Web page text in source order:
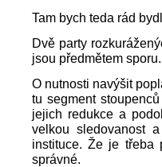
Tam bych teda rád
Dvě party
jsou předmětem sporu.
O nutnosti navýšit
tu segment
jejich redukce a
velkou sledovanost
instituce. Že je třeba
správné.